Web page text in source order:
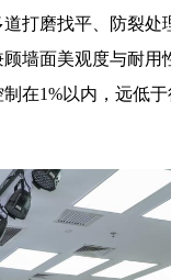
打磨找平、防裂
墙面美观度与耐
在1%以内，远低于